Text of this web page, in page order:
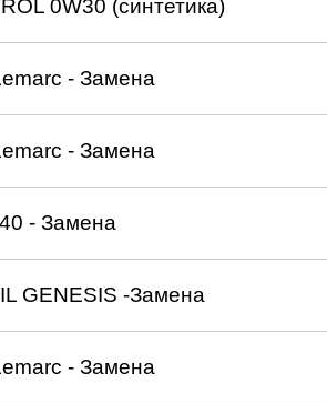
0W30 (синтетика)
- Замена
- Замена
- Замена
GENESIS -Замена
- Замена